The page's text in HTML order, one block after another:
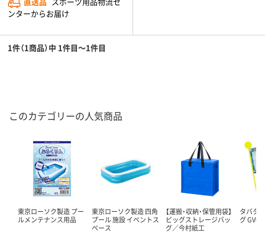
ンターからお届け
1件（1商品）中 1件目～1件目
このカテゴリーの人気商品
東京ローソク製造 プー
ルメンテナンス用品
東京ローソク製造 四角
プール 施設 イベントス
ペース
【運搬・収納・保管用袋】
ビッグストレージバッ
グ／今村紙工
タバタ
グ